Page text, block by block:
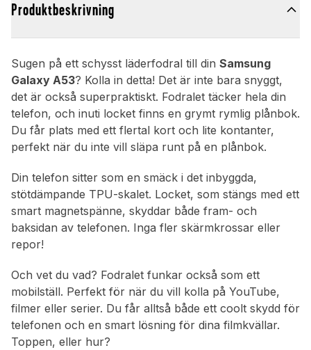
Produktbeskrivning
Sugen på ett schysst läderfodral till din Samsung
Galaxy A53? Kolla in detta! Det är inte bara snyggt,
det är också superpraktiskt. Fodralet täcker hela din
telefon, och inuti locket finns en grymt rymlig plånbok.
Du får plats med ett flertal kort och lite kontanter,
perfekt när du inte vill släpa runt på en plånbok.
Din telefon sitter som en smäck i det inbyggda,
stötdämpande TPU-skalet. Locket, som stängs med ett
smart magnetspänne, skyddar både fram- och
baksidan av telefonen. Inga fler skärmkrossar eller
repor!
Och vet du vad? Fodralet funkar också som ett
mobilställ. Perfekt för när du vill kolla på YouTube,
filmer eller serier. Du får alltså både ett coolt skydd för
telefonen och en smart lösning för dina filmkvällar.
Toppen, eller hur?